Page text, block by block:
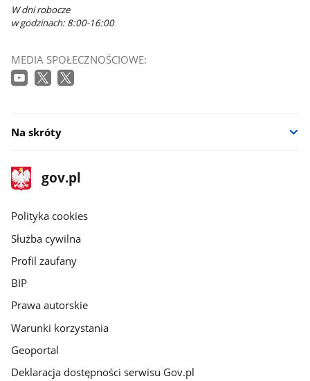
W dni robocze
w godzinach: 8:00-16:00
MEDIA SPOŁECZNOŚCIOWE:
Na skróty
stopka
gov.pl
Strona
gov.pl
gov.pl
Polityka cookies
Służba cywilna
Profil zaufany
BIP
Prawa autorskie
Warunki korzystania
Geoportal
Deklaracja dostępności serwisu Gov.pl